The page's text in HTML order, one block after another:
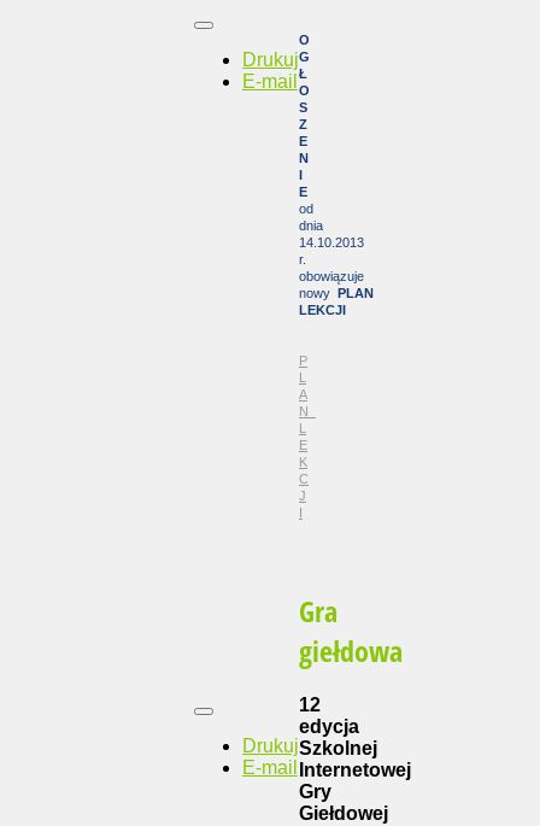
Drukuj
E-mail
O
G
Ł
O
S
Z
E
N
E
od
dnia
14.10.2013
r.
obowiązuje
nowy
PLAN
LEKCJI
P
A
N
E
K
C
J
Gra
giełdowa
Drukuj
E-mail
12
edycja
Szkolnej
Internetowej
Gry
Giełdowej